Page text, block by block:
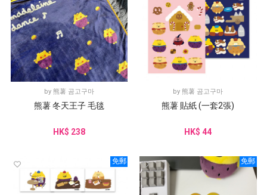
by 熊薯 곰고구마
熊薯 冬天王子 毛毯
HK$ 238
by 熊薯 곰고구마
熊薯 貼紙 (一套2張)
HK$ 44
免郵 免郵